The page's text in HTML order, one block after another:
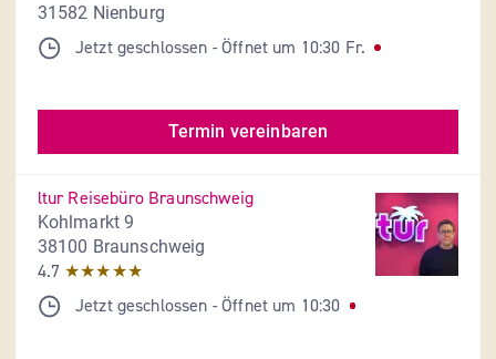
31582 Nienburg
Jetzt geschlossen - Öffnet um 10:30 Fr.
Termin vereinbaren
ltur Reisebüro Braunschweig
Kohlmarkt 9
38100 Braunschweig
4.7 ★★★★★
Jetzt geschlossen - Öffnet um 10:30